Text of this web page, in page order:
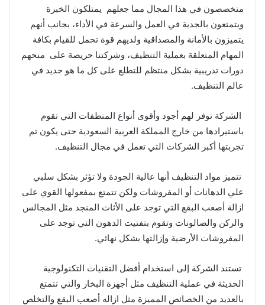
متخصصون في هذا المجال مما جعلهم يمتلكون الخبرة
ويتمتعون بالجدية في العمل والسرعة في الأداء، بجانب أنهم
يتميزون بالأمانة والمصداقية ولديهم قوة تحمل للقيام بكافة
المهام المتعلقة بعملية التنظيف، وشركتنا حريصة على منحهم
دورات تدريبية بشكل منتظم للتطلع على كل ما هو جديد في
عالم التنظيف.
الشركة توفر لهم أجود وأقوى أنواع المنظفات التي تقوم
باستيرادها من خارج المملكة العربية السعودية حتى يكون تم
تجربتها أكبر الشركات التي تعمل في مجال التنظيف.
تتميز مواد التنظيف أنها عالية الجودة ولا تؤثر بشكل سلبي
علي الدهانات أو المفروشات ولكن تتمتع بمفعولها القوي على
ازالة أصعب البقع التي توجد على الأثاث المنجد مثل المجالس
والركن والصالونات وتقوم بتفتيت الدهون التي توجد على
المفروشات الأرضية وإزالتها بشكل نهائي.
تستند الشركة إلى استخدام أفضل التقنيات التكنولوجية
الحديثة في عملية التنظيف مثل أجهزة البخار والتي تتمتع
بالعديد من الخصائص المميزة مثل ازاله أصعب البقع والتخلص